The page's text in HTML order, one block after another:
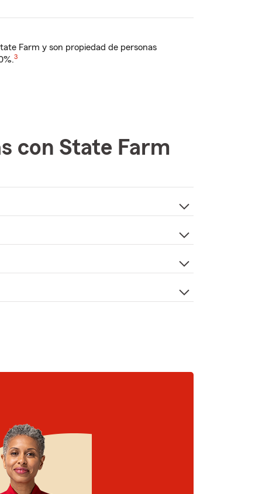
Farm y son propiedad de personas
3
con State Farm